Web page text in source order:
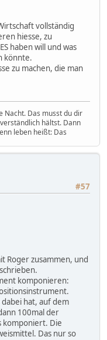
vollständig
hiesse, zu
haben will und was
könnte.
zu machen, die man
Nacht. Das musst du dir
hältst. Dann
leben heißt: Das
#57
Roger zusammen, und
komponieren:
hat, auf dem
100mal der
komponiert. Die
Das nur so